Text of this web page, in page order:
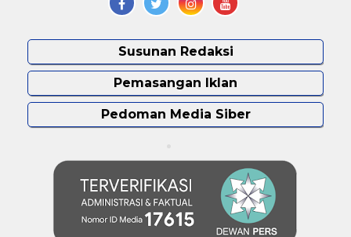
Susunan Redaksi
Pemasangan Iklan
Pedoman Media Siber